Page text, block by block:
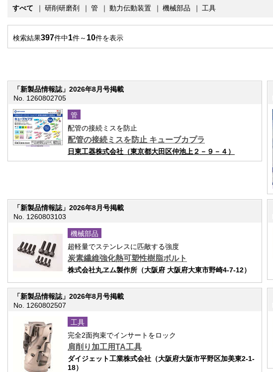
すべて ｜ 研削研磨剤 ｜ 管 ｜ 動力伝動装置 ｜ 機械部品 ｜ 工具
検索結果397件中1件～ 10件を表示
「新製品情報誌」2026年8月号掲載
No. 1260802705
管
配管の接続ミスを防止
配管の接続ミスを防止 キューブカプラ
日東工器株式会社（東京都大田区仲池上２－９－４）
「新製品情報誌」2026年8月号掲載
No. 1260803103
機械部品
超軽量でステンレスに匹敵する強度
炭素繊維強化熱可塑性樹脂ボルト
株式会社丸ヱム製作所（大阪府 大阪府大東市野崎4-7-12）
「新製品情報誌」2026年8月号掲載
No. 1260802507
工具
完全2面拘束でインサートをロック
肩削り加工用TA工具
ダイジェット工業株式会社（大阪府大阪市平野区加美東2-1-
18）